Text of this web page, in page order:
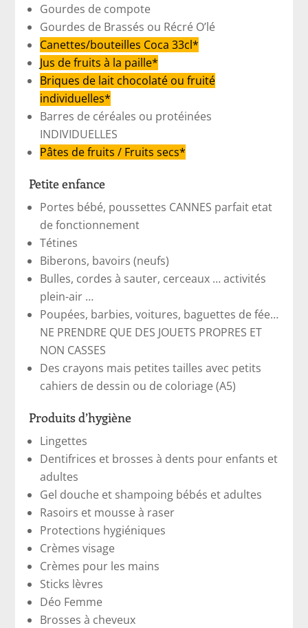
Gourdes de compote
Gourdes de Brassés ou Récré O’lé
Canettes/bouteilles Coca 33cl*
Jus de fruits à la paille*
Briques de lait chocolaté ou fruité
individuelles*
Barres de céréales ou protéinées
INDIVIDUELLES
Pâtes de fruits / Fruits secs*
Petite enfance
Portes bébé, poussettes CANNES parfait etat
de fonctionnement
Tétines
Biberons, bavoirs (neufs)
Bulles, cordes à sauter, cerceaux … activités
plein-air …
Poupées, barbies, voitures, baguettes de fée…
NE PRENDRE QUE DES JOUETS PROPRES ET
NON CASSES
Des crayons mais petites tailles avec petits
cahiers de dessin ou de coloriage (A5)
Produits d’hygiène
Lingettes
Dentifrices et brosses à dents pour enfants et
adultes
Gel douche et shampoing bébés et adultes
Rasoirs et mousse à raser
Protections hygiéniques
Crèmes visage
Crèmes pour les mains
Sticks lèvres
Déo Femme
Brosses à cheveux